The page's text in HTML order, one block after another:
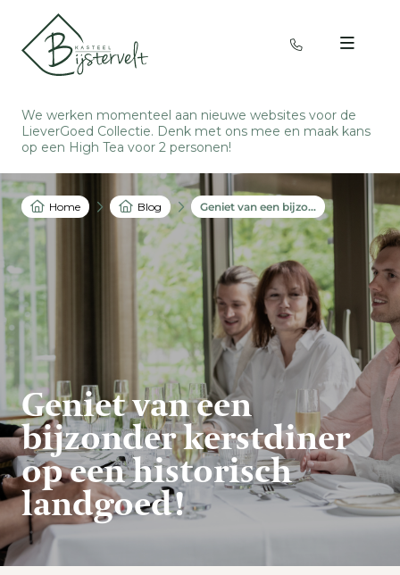
We werken momenteel aan nieuwe websites voor de
LieverGoed Collectie. Denk met ons mee en maak kans
op een High Tea voor 2 personen!
Home Blog Geniet van een bijzonder kerstdiner op een historisch landgoed!
Geniet van een
bijzonder kerstdiner
op een historisch
landgoed!